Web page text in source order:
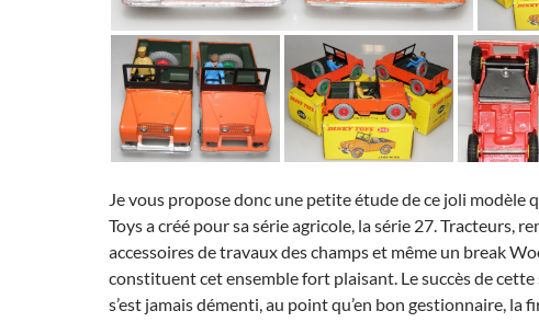
Je vous propose donc une petite étude de ce joli modèle
Toys a créé pour sa série agricole, la série 27. Tracteurs,
accessoires de travaux des champs et même un break
constituent cet ensemble fort plaisant. Le succès de cette
s’est jamais démenti, au point qu’en bon gestionnaire, la